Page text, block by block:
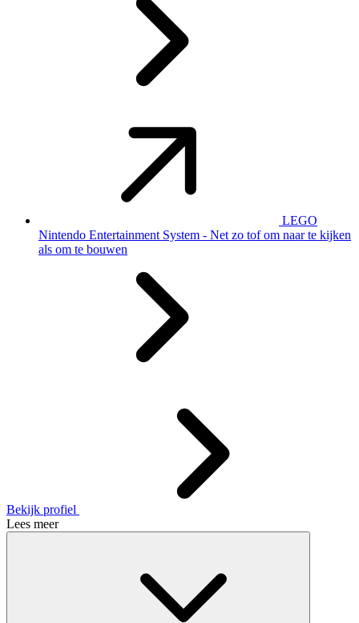
LEGO
Nintendo Entertainment System - Net zo tof om naar te kijken
als om te bouwen
Bekijk profiel
Lees meer